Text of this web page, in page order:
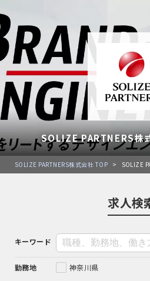
SOLIZE PARTNERS株
SOLIZE PARTNERS株式会社 TOP > SOLIZE
求人検
キーワード
勤務地 神奈川県